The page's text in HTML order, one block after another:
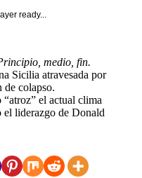
ready...
medio, fin.
Sicilia atravesada por
de colapso.
el actual clima
liderazgo de Donald